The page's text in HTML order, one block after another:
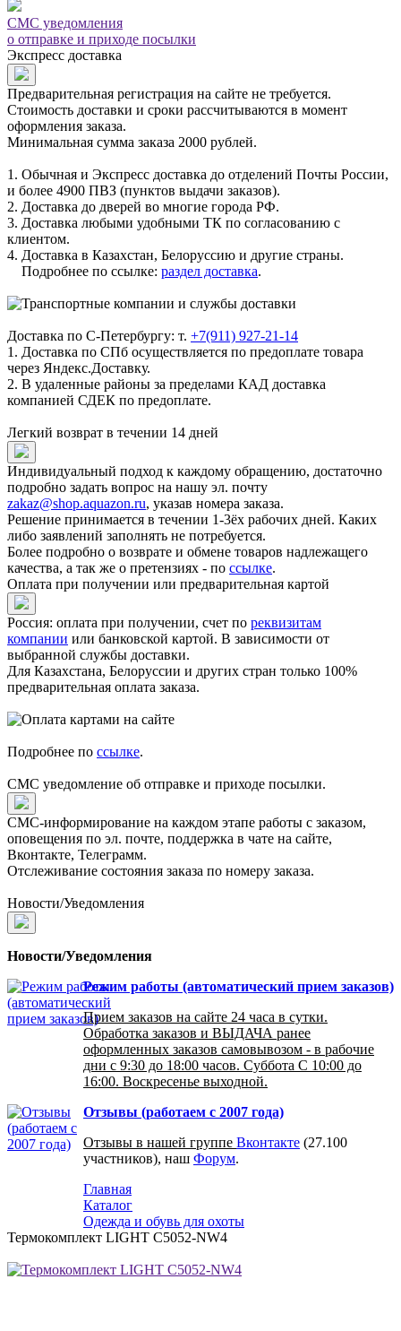
СМС уведомления
о отправке и приходе посылки
Экспресс доставка
Предварительная регистрация на сайте не требуется.
Стоимость доставки и сроки рассчитываются в момент
оформления заказа.
Минимальная сумма заказа 2000 рублей.
1. Обычная и Экспресс доставка до отделений Почты России,
и более 4900 ПВЗ (пунктов выдачи заказов).
2. Доставка до дверей во многие города РФ.
3. Доставка любыми удобными ТК по согласованию с
клиентом.
4. Доставка в Казахстан, Белоруссию и другие страны.
Подробнее по ссылке: раздел доставка.
Доставка по С-Петербургу: т. +7(911) 927-21-14
1. Доставка по СПб осуществляется по предоплате товара
через Яндекс.Доставку.
2. В удаленные районы за пределами КАД доставка
компанией СДЕК по предоплате.
Легкий возврат в течении 14 дней
Индивидуальный подход к каждому обращению, достаточно
подробно задать вопрос на нашу эл. почту
zakaz@shop.aquazon.ru, указав номера заказа.
Решение принимается в течении 1-3ёх рабочих дней. Каких
либо заявлений заполнять не потребуется.
Более подробно о возврате и обмене товаров надлежащего
качества, а так же о претензиях - по ссылке.
Оплата при получении или предварительная картой
Россия: оплата при получении, счет по реквизитам
компании или банковской картой. В зависимости от
выбранной службы доставки.
Для Казахстана, Белоруссии и других стран только 100%
предварительная оплата заказа.
Подробнее по ссылке.
СМС уведомление об отправке и приходе посылки.
СМС-информирование на каждом этапе работы с заказом,
оповещения по эл. почте, поддержка в чате на сайте,
Вконтакте, Телеграмм.
Отслеживание состояния заказа по номеру заказа.
Новости/Уведомления
Новости/Уведомления
Режим работы (автоматический прием заказов)
Прием заказов на сайте 24 часа в сутки.
Обработка заказов и ВЫДАЧА ранее
оформленных заказов самовывозом - в рабочие
дни с 9:30 до 18:00 часов. Суббота С 10:00 до
16:00. Воскресенье выходной.
Отзывы (работаем с 2007 года)
Отзывы в нашей группе Вконтакте (27.100
участников), наш Форум.
Главная
Каталог
Одежда и обувь для охоты
Термокомплект LIGHT C5052-NW4